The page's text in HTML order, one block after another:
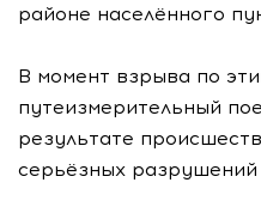
районе населённого
В момент взрыва по
путеизмерительный
результате
серьёзных разрушений